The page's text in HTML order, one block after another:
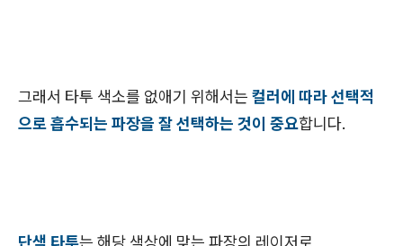
그래서 타투 색소를 없애기 위해서는 컬러에 따라 선택적
으로 흡수되는 파장을 잘 선택하는 것이 중요합니다.